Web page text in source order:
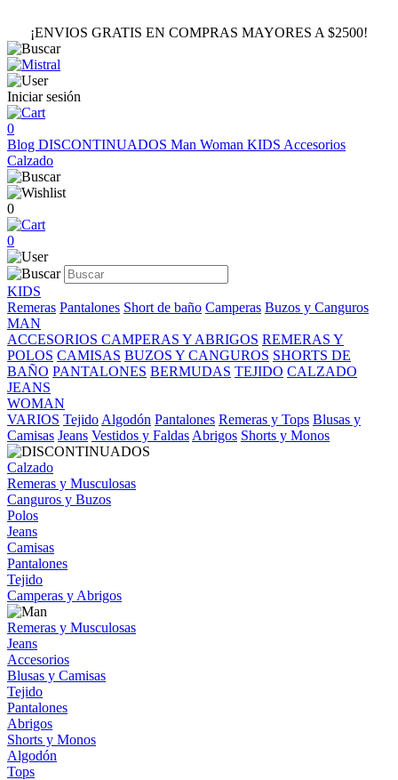
¡ENVIOS GRATIS EN COMPRAS MAYORES A $2500!
Iniciar sesión
0
Blog DISCONTINUADOS Man Woman KIDS Accesorios
Calzado
0
0
KIDS
Remeras Pantalones Short de baño Camperas Buzos y Canguros
MAN
ACCESORIOS CAMPERAS Y ABRIGOS REMERAS Y
POLOS CAMISAS BUZOS Y CANGUROS SHORTS DE
BAÑO PANTALONES BERMUDAS TEJIDO CALZADO
JEANS
WOMAN
VARIOS Tejido Algodón Pantalones Remeras y Tops Blusas y
Camisas Jeans Vestidos y Faldas Abrigos Shorts y Monos
Calzado
Remeras y Musculosas
Canguros y Buzos
Polos
Jeans
Camisas
Pantalones
Tejido
Camperas y Abrigos
Remeras y Musculosas
Jeans
Accesorios
Blusas y Camisas
Tejido
Pantalones
Abrigos
Shorts y Monos
Algodón
Tops